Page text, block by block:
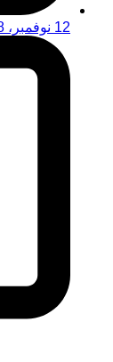
12 نوفمبر، 2018